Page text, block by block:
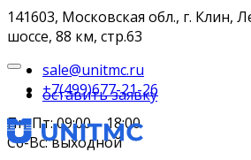
141603, Московская обл., г. Клин,
шоссе, 88 км, стр.63
sale@unitmc.ru
+7(499)677-21-26
Пн-Пт: 09:00 – 18:00
Сб-Вс: выходной
оставить заявку